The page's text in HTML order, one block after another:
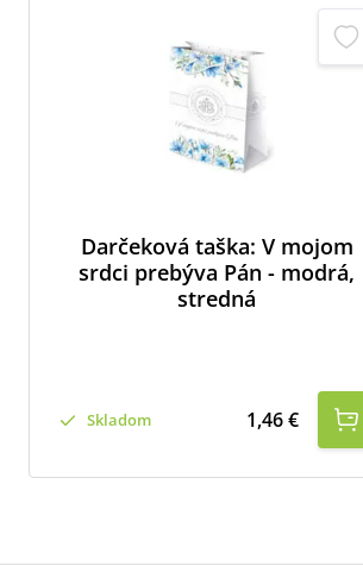
Darčeková taška: V mojom
srdci prebýva Pán - modrá,
stredná
Skladom 1,46 €